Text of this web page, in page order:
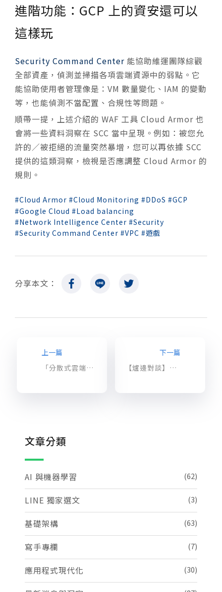
進階功能：GCP 上的資安還可以
這樣玩
Security Command Center 能協助維運團隊綜觀
全部資產，偵測並掃描各項雲端資源中的弱點。它
能協助使用者管理像是：VM 數量變化、IAM 的變動
等，也能偵測不當配置、合規性等問題。
順帶一提，上述介紹的 WAF 工具 Cloud Armor 也
會將一些資料洞察在 SCC 當中呈現。例如：被您允
許的／被拒絕的流量突然暴增，您可以再依據 SCC
提供的這類洞察，檢視是否應調整 Cloud Armor 的
規則。
Cloud Armor Cloud Monitoring DDoS
GCP
Google Cloud
Load balancing
Network Intelligence Center
Security
Security Command Center
VPC 遊戲
分享本文：
上一篇
「分散式雲端」來臨！Google Distributed Cloud 將基礎架構擴展至自有資料中心、邊緣位置
下一篇
【爐邊對談】遊戲人必讀！《遊戲技術爐邊對談：開發突圍》活動精華，重點筆記帶著走
文章分類
AI 與機器學習 (62)
LINE 獨家選文 (3)
基礎架構 (63)
寫手專欄 (7)
應用程式現代化 (30)